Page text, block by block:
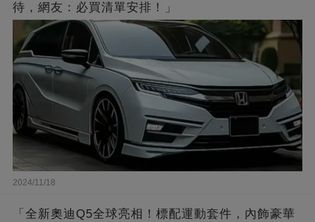
待，網友：必買清單安排！」
2024/11/18
「全新奧迪Q5全球亮相！標配運動套件，內飾豪華